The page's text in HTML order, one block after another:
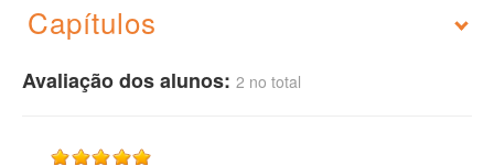
Capítulos
Avaliação dos alunos: 2 no total